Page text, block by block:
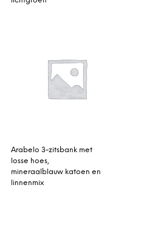
Arabelo 3-zitsbank met
losse hoes,
mineraalblauw katoen en
linnenmix